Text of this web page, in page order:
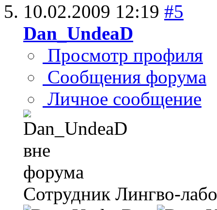
10.02.2009 12:19 #5
Dan_UndeaD
Просмотр профиля
Сообщения форума
Личное сообщение
Сотрудник Лингво-